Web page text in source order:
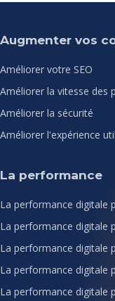
Augmenter vos
Améliorer votre SEO
Améliorer la vitesse des
Améliorer la sécurité
Améliorer l'expérience
La performance
La performance digitale
La performance digitale
La performance digitale
La performance digitale
La performance digitale